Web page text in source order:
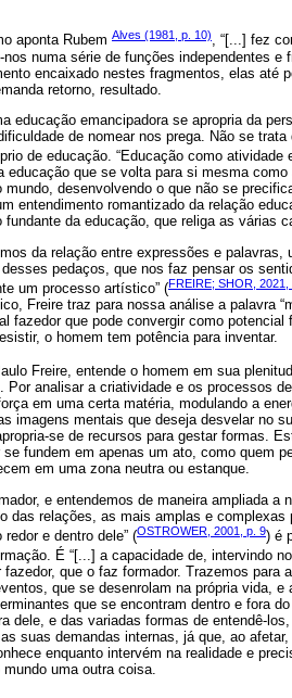
aponta Rubem Alves (1981, p. 10), “[...] fez
numa série de funções independentes e
encaixado nestes fragmentos, elas até
retorno, resultado.
educação emancipadora se apropria da
de nomear nos prega. Não se
de educação. “Educação como atividade
educação que se volta para si mesma
desenvolvendo o que não se
entendimento romantizado da relação
da educação, que religa as várias
da relação entre expressões e
pedaços, que nos faz pensar os
um processo artístico” (FREIRE; SHOR, 2021,
Freire traz para nossa análise a palavra
fazedor que pode convergir como
o homem tem potência para inventar.
Freire, entende o homem em sua
Por analisar a criatividade e os processos
em uma certa matéria, modulando a
imagens mentais que deseja desvelar no
se de recursos para gestar formas.
fundem em apenas um ato, como quem
em uma zona neutra ou estanque.
e entendemos de maneira ampliada
das relações, as mais amplas e
e dentro dele” (OSTROWER, 2001, p. 9) é
É “[...] a capacidade de, intervindo
que o faz formador. Trazemos para
que se desenrolam na própria vida,
que se encontram dentro e fora
dele, e das variadas formas de entendê-
suas demandas internas, já que, ao
enquanto intervém na realidade e
uma outra coisa.